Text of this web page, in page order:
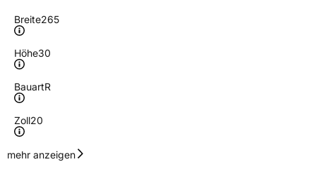
Breite265
Höhe30
BauartR
Zoll20
Geschwindigkeitsindex
mehr anzeigen